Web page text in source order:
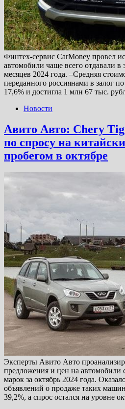
Финтех-сервис CarMoney провел
автомобили чаще всего отдавали в
месяцев 2024 года. –Средняя
переданного россиянами в залог
17,6% и достигла 1 млн 67 тыс.
Новости
Авито Авто: Chery
по спросу на
пробегом в октябре
Эксперты Авито Авто
предложения и цен на автомобили
марок за октябрь 2024 года.
объявлений о продаже таких
39,2%, а спрос остался на уровне